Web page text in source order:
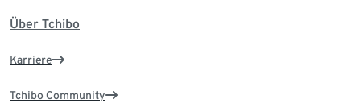
Über Tchibo
Karriere
Tchibo Community